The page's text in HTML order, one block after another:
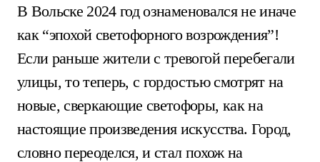
В Вольске 2024 год ознаменовался не иначе
как “эпохой светофорного возрождения”!
Если раньше жители с тревогой перебегали
улицы, то теперь, с гордостью смотрят на
новые, сверкающие светофоры, как на
настоящие произведения искусства. Город,
словно переоделся, и стал похож на